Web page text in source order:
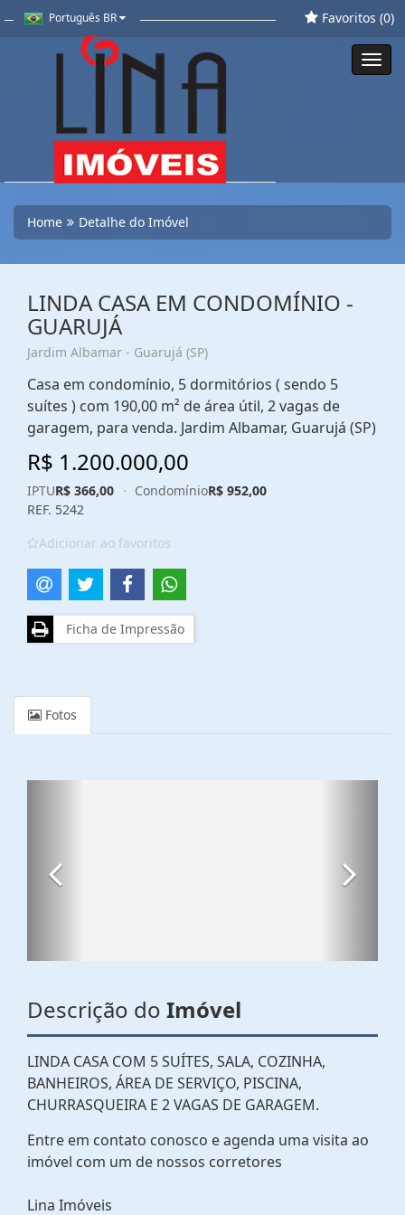
Português BR Favoritos (0)
Home Detalhe do Imóvel
LINDA CASA EM CONDOMÍNIO -
GUARUJÁ
Jardim Albamar - Guarujá (SP)
Casa em condomínio, 5 dormitórios ( sendo 5
suítes ) com 190,00 m² de área útil, 2 vagas de
garagem, para venda. Jardim Albamar, Guarujá (SP)
R$ 1.200.000,00
IPTUR$ 366,00 · CondomínioR$ 952,00
REF. 5242
Adicionar ao favoritos
Ficha de Impressão
Fotos
Descrição do Imóvel
LINDA CASA COM 5 SUÍTES, SALA, COZINHA,
BANHEIROS, ÁREA DE SERVIÇO, PISCINA,
CHURRASQUEIRA E 2 VAGAS DE GARAGEM.
Entre em contato conosco e agenda uma visita ao
imóvel com um de nossos corretores
Lina Imóveis